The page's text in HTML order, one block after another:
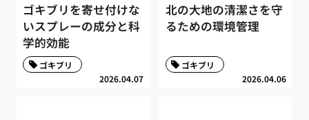
ゴキブリを寄せ付けな
いスプレーの成分と科
学的効能
2026.04.07
ゴキブリ
北の大地の清潔さを守
るための環境管理
2026.04.06
ゴキブリ